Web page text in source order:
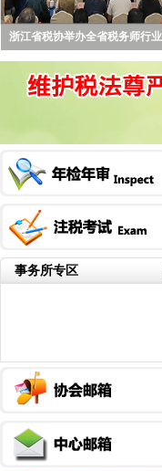
浙江省税协举办全省税务师行
事务所专区